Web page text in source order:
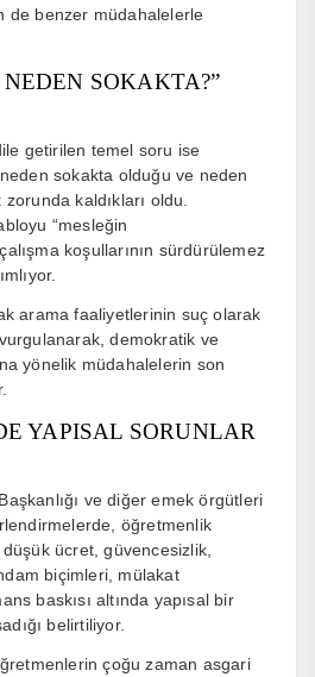
de benzer müdahalelerle
SOKAKTA?”
getirilen temel soru ise
sokakta olduğu ve neden
kaldıkları oldu.
“mesleğin
koşullarının sürdürülemez
arama faaliyetlerinin suç olarak
demokratik ve
yönelik müdahalelerin son
YAPISAL SORUNLAR
ve diğer emek örgütleri
öğretmenlik
ücret, güvencesizlik,
biçimleri, mülakat
baskısı altında yapısal bir
belirtiliyor.
çoğu zaman asgari